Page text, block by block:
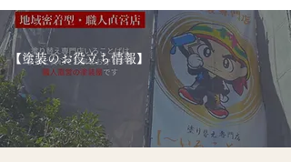
​【塗装のお役立ち情報】